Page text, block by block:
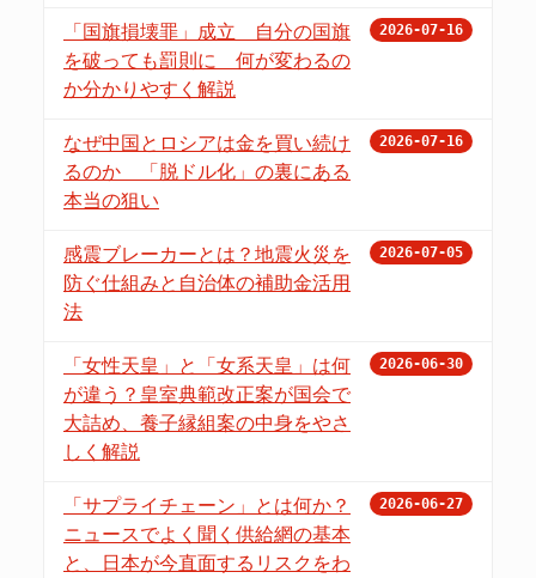
「国旗損壊罪」成立 自分の国旗
を破っても罰則に 何が変わるの
か分かりやすく解説
2026-07-16
なぜ中国とロシアは金を買い続け
るのか 「脱ドル化」の裏にある
本当の狙い
2026-07-16
感震ブレーカーとは？地震火災を
防ぐ仕組みと自治体の補助金活用
法
2026-07-05
「女性天皇」と「女系天皇」は何
が違う？皇室典範改正案が国会で
大詰め、養子縁組案の中身をやさ
しく解説
2026-06-30
「サプライチェーン」とは何か？
ニュースでよく聞く供給網の基本
と、日本が今直面するリスクをわ
2026-06-27